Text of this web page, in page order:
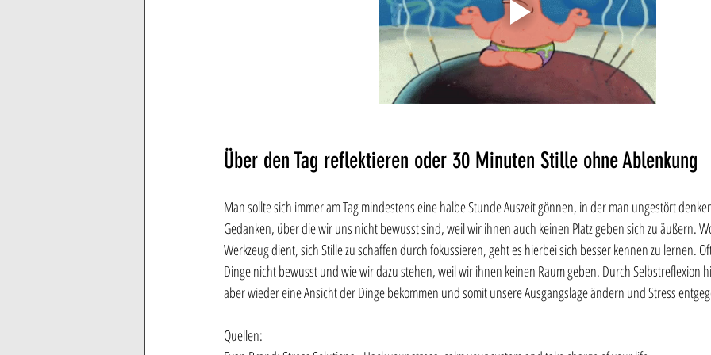
Über den Tag reflektieren oder 30 Minuten Stille ohne Ablenkung
Man sollte sich immer am Tag mindestens eine halbe Stunde Auszeit gönnen, in der man ungestört
Gedanken, über die wir uns nicht bewusst sind, weil wir ihnen auch keinen Platz geben sich zu äußern.
Werkzeug dient, sich Stille zu schaffen durch fokussieren, geht es hierbei sich besser kennen zu lernen.
Dinge nicht bewusst und wie wir dazu stehen, weil wir ihnen keinen Raum geben. Durch Selbstreflexion
aber wieder eine Ansicht der Dinge bekommen und somit unsere Ausgangslage ändern und Stress
Quellen: